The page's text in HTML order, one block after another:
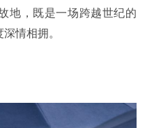
地，既是一场跨越世纪的
情相拥。